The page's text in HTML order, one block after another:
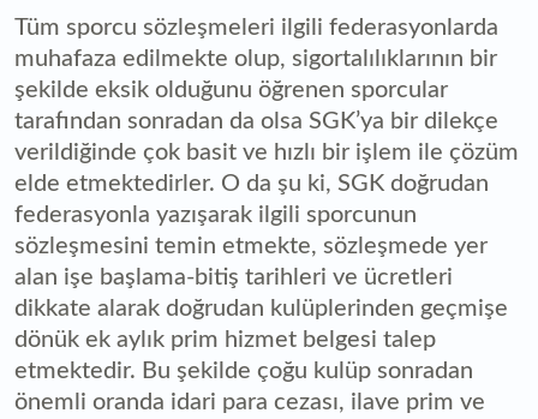
Tüm sporcu sözleşmeleri ilgili federasyonlarda
muhafaza edilmekte olup, sigortalılıklarının bir
şekilde eksik olduğunu öğrenen sporcular
tarafından sonradan da olsa SGK’ya bir dilekçe
verildiğinde çok basit ve hızlı bir işlem ile çözüm
elde etmektedirler. O da şu ki, SGK doğrudan
federasyonla yazışarak ilgili sporcunun
sözleşmesini temin etmekte, sözleşmede yer
alan işe başlama-bitiş tarihleri ve ücretleri
dikkate alarak doğrudan kulüplerinden geçmişe
dönük ek aylık prim hizmet belgesi talep
etmektedir. Bu şekilde çoğu kulüp sonradan
önemli oranda idari para cezası, ilave prim ve